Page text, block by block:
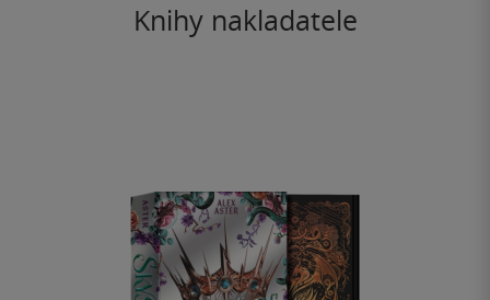
Knihy nakladatele